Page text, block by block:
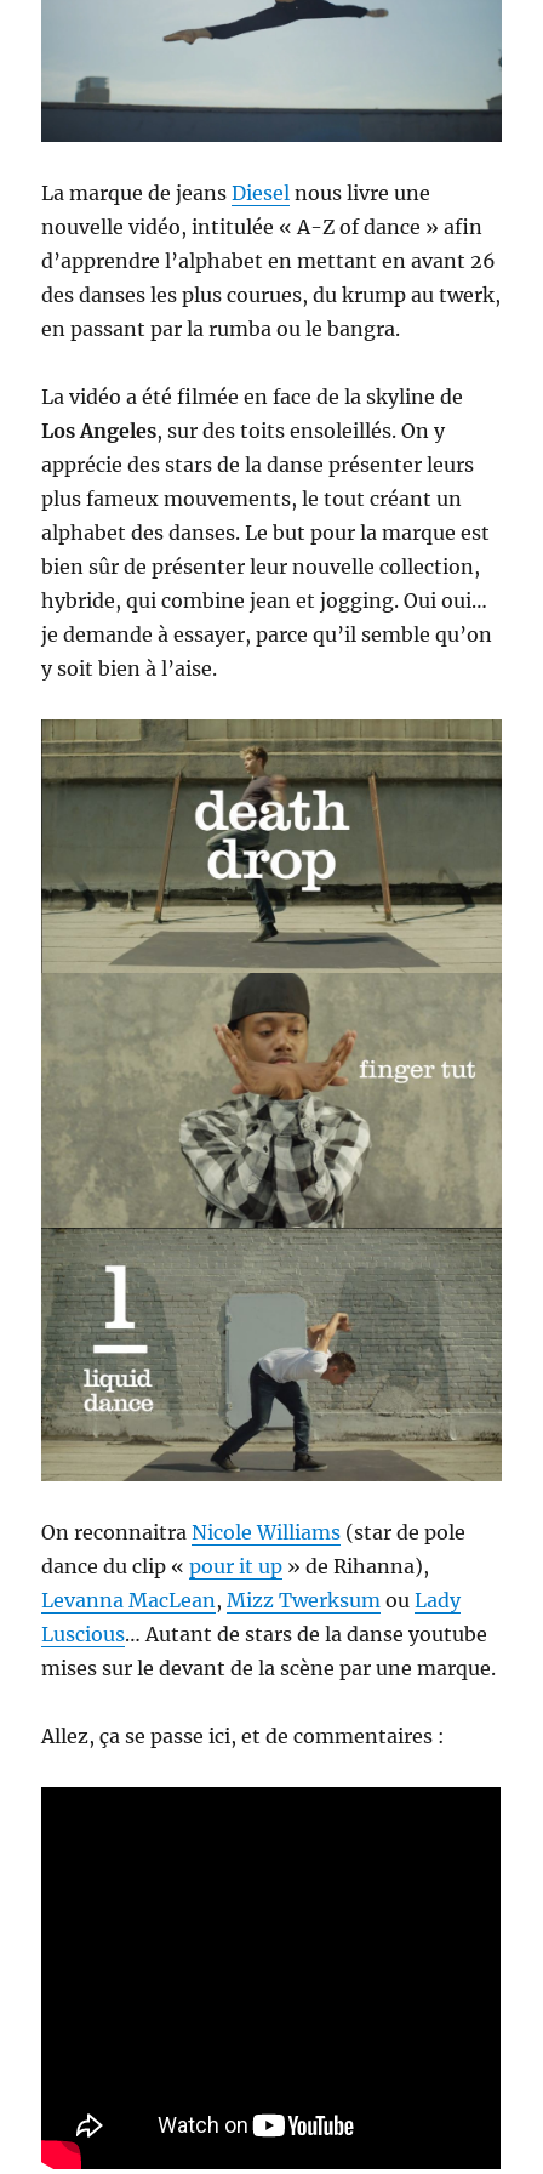
La marque de jeansDiesel nous livre une
nouvelle vidéo, intitulée « A-Z of dance » afin
d’apprendre l’alphabet en mettant en avant 26
des danses les plus courues, du krump au twerk,
en passant par la rumba ou le bangra.
La vidéo a été filmée en face de la skyline de
Los Angeles, sur des toits ensoleillés. On y
apprécie des stars de la danse présenter leurs
plus fameux mouvements, le tout créant un
alphabet des danses. Le but pour la marque est
bien sûr de présenter leur nouvelle collection,
hybride, qui combine jean et jogging. Oui oui…
je demande à essayer, parce qu’il semble qu’on
y soit bien à l’aise.
On reconnaitraNicole Williams (star de pole
dance du clip «pour it up » de Rihanna),
Levanna MacLean,Mizz Twerksum ouLady
Luscious… Autant de stars de la danse youtube
mises sur le devant de la scène par une marque.
Allez, ça se passe ici, et de commentaires :